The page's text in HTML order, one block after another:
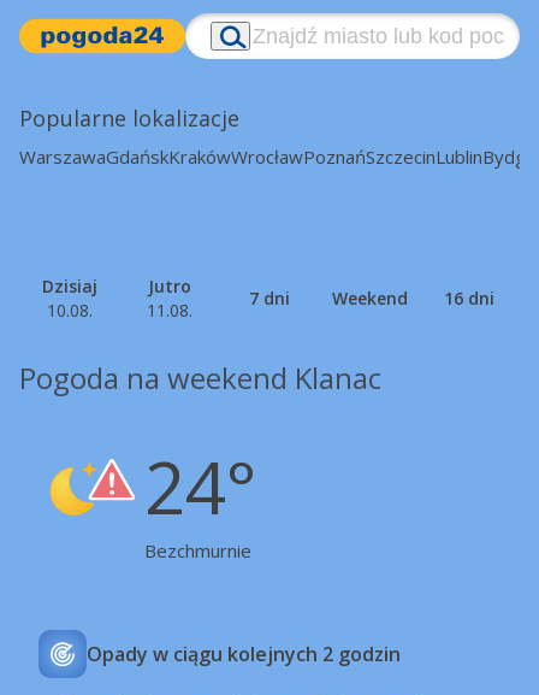
Popularne lokalizacje
WarszawaGdańskKrakówWrocławPoznańSzczecinLublin
Dzisiaj
10.08.
Jutro
11.08.
7 dni Weekend 16 dni
Pogoda na weekend Klanac
24°
Bezchmurnie
Opady w ciągu kolejnych 2 godzin